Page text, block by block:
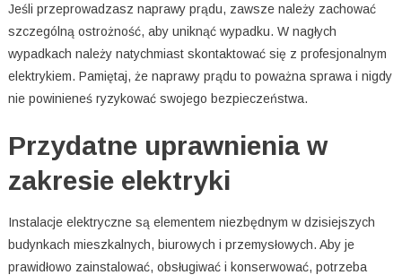
Jeśli przeprowadzasz naprawy prądu, zawsze należy zachować
szczególną ostrożność, aby uniknąć wypadku. W nagłych
wypadkach należy natychmiast skontaktować się z profesjonalnym
elektrykiem. Pamiętaj, że naprawy prądu to poważna sprawa i nigdy
nie powinieneś ryzykować swojego bezpieczeństwa.
Przydatne uprawnienia w
zakresie elektryki
Instalacje elektryczne są elementem niezbędnym w dzisiejszych
budynkach mieszkalnych, biurowych i przemysłowych. Aby je
prawidłowo zainstalować, obsługiwać i konserwować, potrzeba